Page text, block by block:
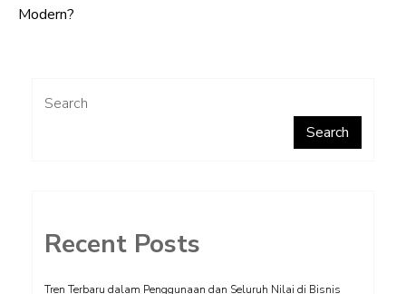
navigation
Modern?
Search
Search
Recent Posts
Tren Terbaru dalam Penggunaan dan Seluruh Nilai di Bisnis